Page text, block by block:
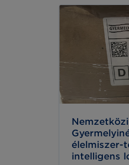
élelmiszer-
intelligens